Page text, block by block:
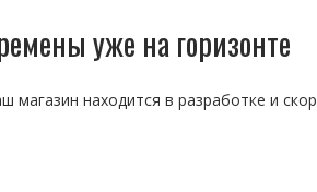
уже на горизонте
магазин находится в разработке и